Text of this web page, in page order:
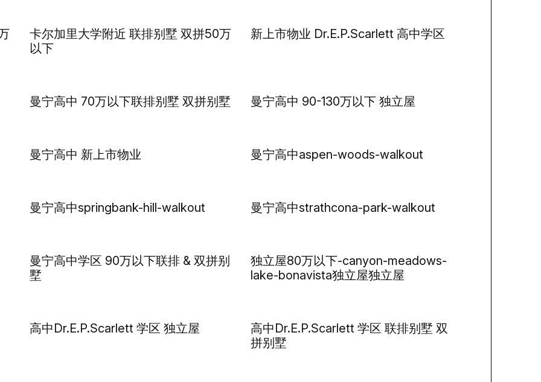
卡尔加里大学附近 联排别墅 双拼50万
以下
新上市物业 Dr.E.P.Scarlett 高中学区
曼宁高中 70万以下联排别墅 双拼别墅 曼宁高中 90-130万以下 独立屋
曼宁高中 新上市物业 曼宁高中aspen-woods-walkout
曼宁高中springbank-hill-walkout 曼宁高中strathcona-park-walkout
曼宁高中学区 90万以下联排 & 双拼别
墅
独立屋80万以下-canyon-meadows-
lake-bonavista独立屋独立屋
高中Dr.E.P.Scarlett 学区 独立屋
高中Dr.E.P.Scarlett 学区 联排别墅 双
拼别墅